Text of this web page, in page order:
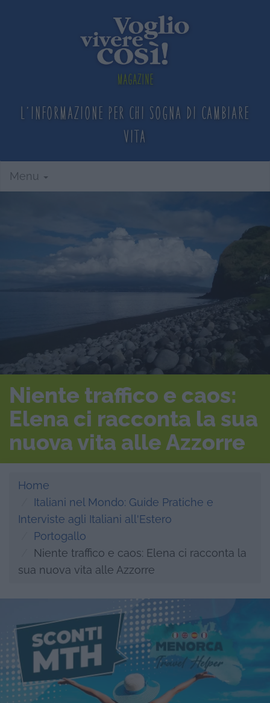
Magazine
L'informazione per chi sogna di cambiare
vita
Menu
Niente traffico e caos:
Elena ci racconta la sua
nuova vita alle Azzorre
Home
Italiani nel Mondo: Guide Pratiche e
Interviste agli Italiani all'Estero
Portogallo
Niente traffico e caos: Elena ci racconta la
sua nuova vita alle Azzorre